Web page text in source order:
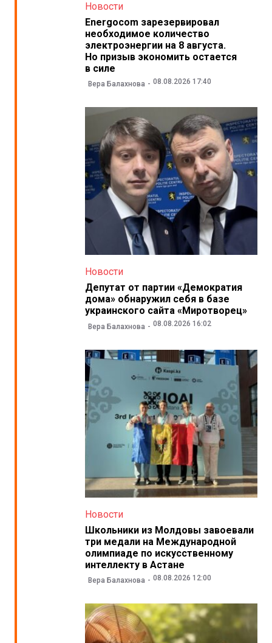
Новости
Energocom зарезервировал
необходимое количество
электроэнергии на 8 августа.
Но призыв экономить остается
в силе
Вера Балахнова 08.08.2026 17:40
Новости
Депутат от партии «Демократия
дома» обнаружил себя в базе
украинского сайта «Миротворец»
Вера Балахнова 08.08.2026 16:02
Новости
Школьники из Молдовы завоевали
три медали на Международной
олимпиаде по искусственному
интеллекту в Астане
Вера Балахнова 08.08.2026 12:00